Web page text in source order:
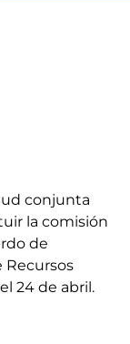
conjunta
la comisión
de
Recursos
24 de abril.